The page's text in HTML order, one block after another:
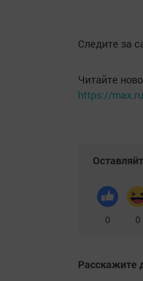
Следите за
Читайте
https://
0 0
Расскажите